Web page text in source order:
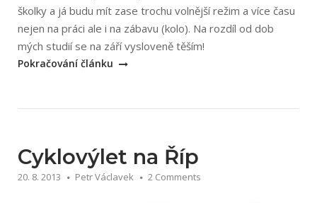
školky a já budu mít zase trochu volnější režim a více času
nejen na práci ale i na zábavu (kolo). Na rozdíl od dob
mých studií se na září vysloveně těším!
Pokračování článku
Cyklovýlet na Říp
20. 8. 2013 Petr Václavek 2 Comments